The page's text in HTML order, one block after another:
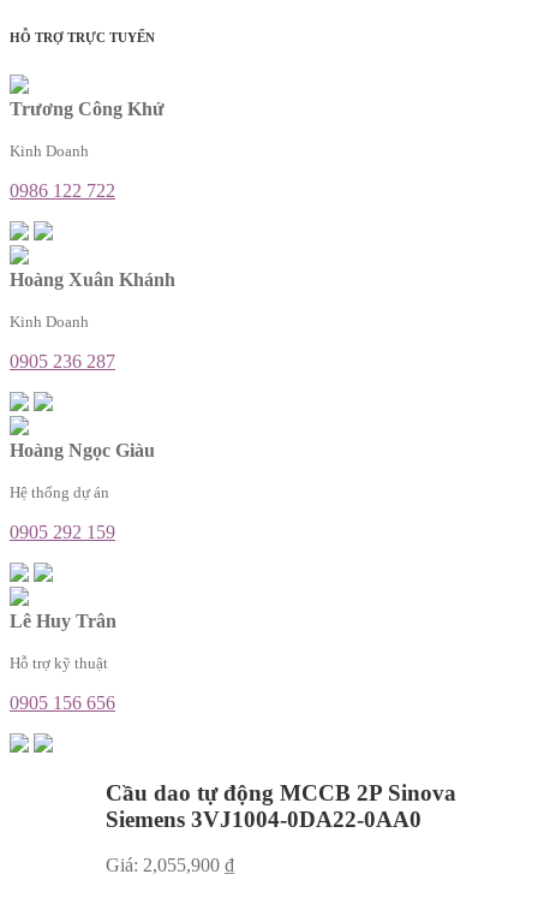
HỖ TRỢ TRỰC TUYẾN
Trương Công Khứ
Kinh Doanh
0986 122 722
Hoàng Xuân Khánh
Kinh Doanh
0905 236 287
Hoàng Ngọc Giàu
Hệ thống dự án
0905 292 159
Lê Huy Trân
Hỗ trợ kỹ thuật
0905 156 656
Cầu dao tự động MCCB 2P Sinova
Siemens 3VJ1004-0DA22-0AA0
Giá: 2,055,900 ₫